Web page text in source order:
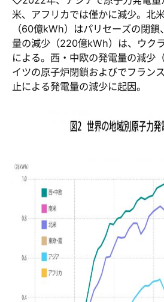
米、アフリカでは僅かに減少。北
（60億kWh）はパリセーズの閉
量の減少（220億kWh）は、ウク
による。西・中欧の発電量の減少
イツの原子炉閉鎖およびでフラン
止による発電量の減少に起因。